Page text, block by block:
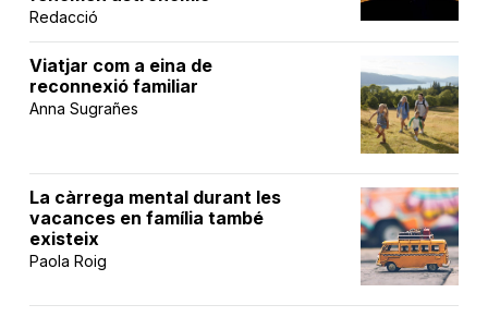
Redacció
Viatjar com a eina de
reconnexió familiar
Anna Sugrañes
La càrrega mental durant les
vacances en família també
existeix
Paola Roig